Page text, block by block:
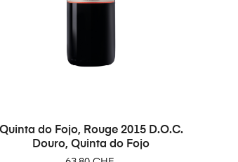
Quinta do Fojo, Rouge 2015 D.O.C.
Douro, Quinta do Fojo